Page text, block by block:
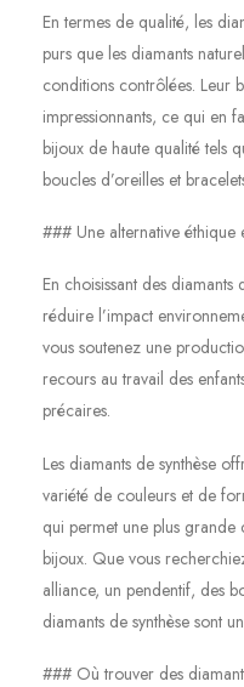
En termes de qualité, les
purs que les diamants
conditions contrôlées. Leur
impressionnants, ce qui en
bijoux de haute qualité tels
boucles d’oreilles et
### Une alternative
En choisissant des
réduire l’impact
vous soutenez une
recours au travail des
précaires.
Les diamants de synthèse
variété de couleurs et de
qui permet une plus
bijoux. Que vous
alliance, un pendentif, des
diamants de synthèse sont
### Où trouver des